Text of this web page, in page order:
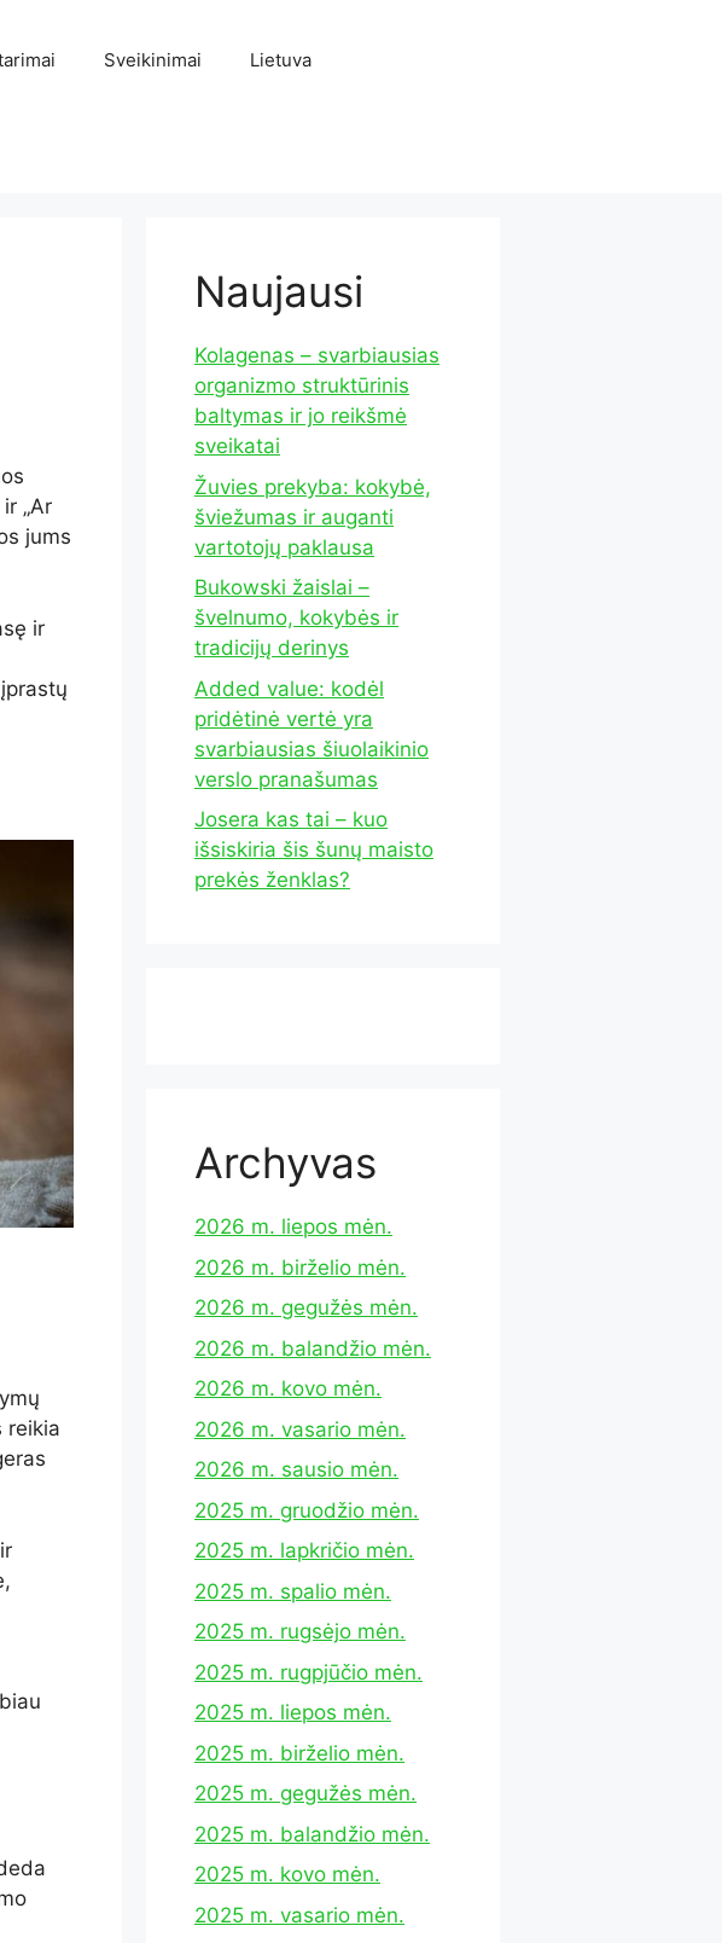
Sveikinimai Lietuva
„Ar
jums
ir
reikia
Naujausi
Kolagenas – svarbiausias
organizmo struktūrinis
baltymas ir jo reikšmė
sveikatai
Žuvies prekyba: kokybė,
šviežumas ir auganti
vartotojų paklausa
Bukowski žaislai –
švelnumo, kokybės ir
tradicijų derinys
Added value: kodėl
pridėtinė vertė yra
svarbiausias šiuolaikinio
verslo pranašumas
Josera kas tai – kuo
išsiskiria šis šunų maisto
prekės ženklas?
Archyvas
2026 m. liepos mėn.
2026 m. birželio mėn.
2026 m. gegužės mėn.
2026 m. balandžio mėn.
2026 m. kovo mėn.
2026 m. vasario mėn.
2026 m. sausio mėn.
2025 m. gruodžio mėn.
2025 m. lapkričio mėn.
2025 m. spalio mėn.
2025 m. rugsėjo mėn.
2025 m. rugpjūčio mėn.
2025 m. liepos mėn.
2025 m. birželio mėn.
2025 m. gegužės mėn.
2025 m. balandžio mėn.
2025 m. kovo mėn.
2025 m. vasario mėn.